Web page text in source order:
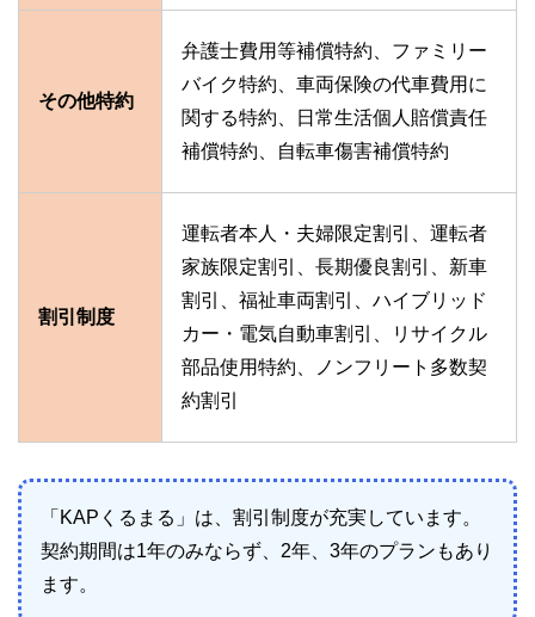
その他特約
弁護士費用等補償特約、ファミリー
バイク特約、車両保険の代車費用に
関する特約、日常生活個人賠償責任
補償特約、自転車傷害補償特約
割引制度
運転者本人・夫婦限定割引、運転者
家族限定割引、長期優良割引、新車
割引、福祉車両割引、ハイブリッド
カー・電気自動車割引、リサイクル
部品使用特約、ノンフリート多数契
約割引
「KAPくるまる」は、割引制度が充実しています。
契約期間は1年のみならず、2年、3年のプランもあり
ます。